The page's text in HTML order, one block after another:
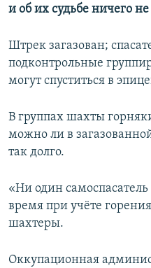
Усі сайти RFE/RL
и об их судьбе ничего не
Штрек загазован;
подконтрольные
могут спуститься в
В группах шахты
можно ли в
так долго.
«Ни один
время при учёте
шахтеры.
Оккупационная